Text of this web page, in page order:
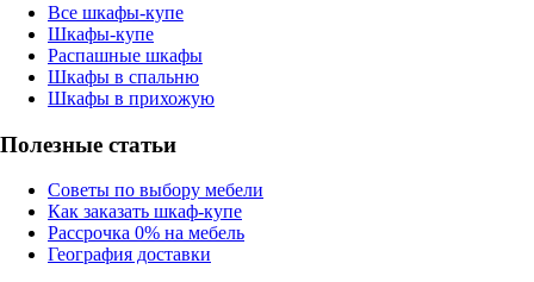
Все шкафы-купе
Шкафы-купе
Распашные шкафы
Шкафы в спальню
Шкафы в прихожую
Полезные статьи
Советы по выбору мебели
Как заказать шкаф-купе
Рассрочка 0% на мебель
География доставки